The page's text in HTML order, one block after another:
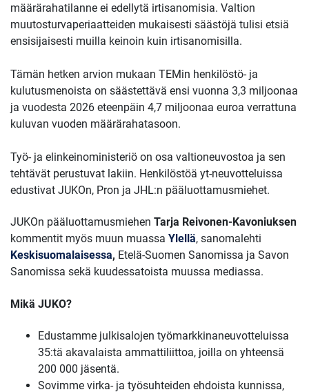
määrärahatilanne ei edellytä irtisanomisia. Valtion
muutosturvaperiaatteiden mukaisesti säästöjä tulisi etsiä
ensisijaisesti muilla keinoin kuin irtisanomisilla.
Tämän hetken arvion mukaan TEMin henkilöstö- ja
kulutus­menoista on säästettävä ensi vuonna 3,3 miljoonaa
ja vuodesta 2026 eteenpäin 4,7 miljoonaa euroa verrattuna
kuluvan vuoden määrä­raha­tasoon.
Työ- ja elinkeinoministeriö on osa valtioneuvostoa ja sen
tehtävät perustuvat lakiin. Henkilöstöä yt-neuvotteluissa
edustivat JUKOn, Pron ja JHL:n pääluottamusmiehet.
JUKOn pääluottamusmiehen Tarja Reivonen-Kavoniuksen
kommentit myös muun muassa Ylellä, sanomalehti
Keskisuomalaisessa, Etelä-Suomen Sanomissa ja Savon
Sanomissa sekä kuudessatoista muussa mediassa.
Mikä JUKO?
Edustamme julkisalojen työmarkkinaneuvotteluissa
35:tä akavalaista ammattiliittoa, joilla on yhteensä
200 000 jäsentä.
Sovimme virka- ja työsuhteiden ehdoista kunnissa,